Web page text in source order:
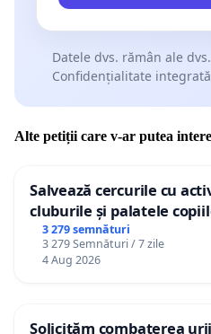
Datele dvs. rămân ale dvs.
Confidențialitate
Alte petiții care v-ar putea
Salvează cercurile cu
cluburile și palatele
3 279 semnături
3 279 Semnături / 7 zile
4 Aug 2026
Solicităm combaterea